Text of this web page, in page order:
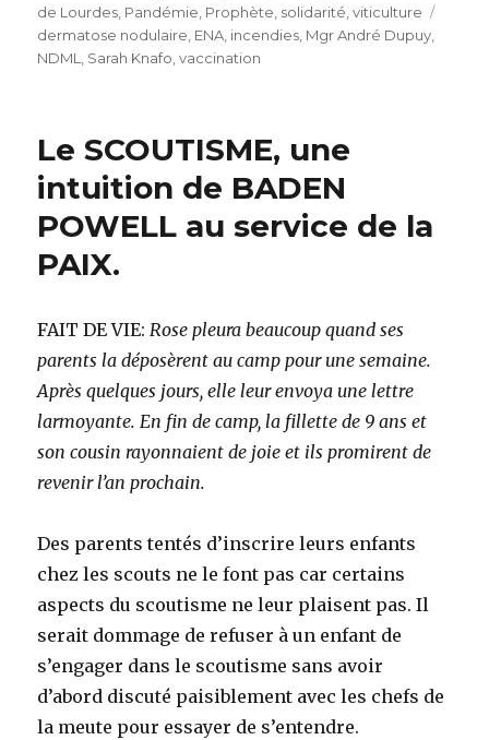
le
de Lourdes, Pandémie, Prophète, solidarité,viticulture
dermatose nodulaire, ENA, incendies, Mgr André Dupuy,
NDML, Sarah Knafo,vaccination
Le SCOUTISME, une
intuition de BADEN
POWELL au service de la
PAIX.
FAIT DE VIE:Rose pleura beaucoup quand ses
parents la déposèrent au camp pour une semaine.
Après quelques jours, elle leur envoya une lettre
larmoyante. En fin de camp, la fillette de 9 ans et
son cousin rayonnaient de joie et ils promirent de
revenir l’an prochain.
Des parents tentés d’inscrire leurs enfants
chez les scouts ne le font pas car certains
aspects du scoutisme ne leur plaisent pas. Il
serait dommage de refuser à un enfant de
s’engager dans le scoutisme sans avoir
d’abord discuté paisiblement avec les chefs de
la meute pour essayer de s’entendre.